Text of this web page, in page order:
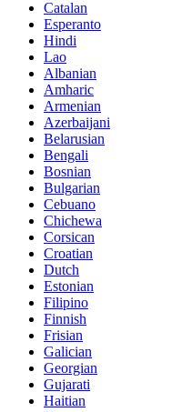
Catalan
Esperanto
Hindi
Lao
Albanian
Amharic
Armenian
Azerbaijani
Belarusian
Bengali
Bosnian
Bulgarian
Cebuano
Chichewa
Corsican
Croatian
Dutch
Estonian
Filipino
Finnish
Frisian
Galician
Georgian
Gujarati
Haitian